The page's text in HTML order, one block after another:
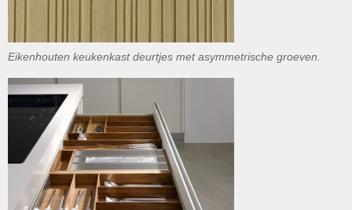
Eikenhouten keukenkast deurtjes met asymmetrische groeven.